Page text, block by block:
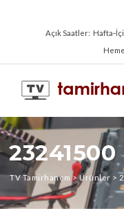
Açık Saatler:
23241500
TV Tamirhanem >Ürünler >